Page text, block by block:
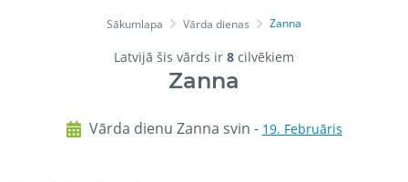
Sākumlapa Vārda dienas Zanna
Latvijā šis vārds ir 8 cilvēkiem
Zanna
Vārda dienu Zanna svin - 19. Februāris